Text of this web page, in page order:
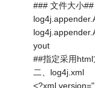
### 文件大小##
yout
##指定采用html
二、log4j.xml
<?xml